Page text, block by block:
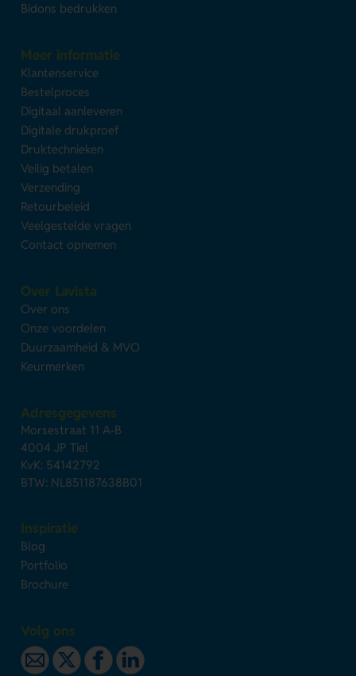
Bidons bedrukken
Meer informatie
Klantenservice
Bestelproces
Digitaal aanleveren
Digitale drukproef
Druktechnieken
Veilig betalen
Verzending
Retourbeleid
Veelgestelde vragen
Contact opnemen
Over Lavista
Over ons
Onze voordelen
Duurzaamheid & MVO
Keurmerken
Adresgegevens
Morsestraat 11 A-B
4004 JP Tiel
KvK: 54142792
BTW: NL851187638B01
Inspiratie
Blog
Portfolio
Brochure
Volg ons